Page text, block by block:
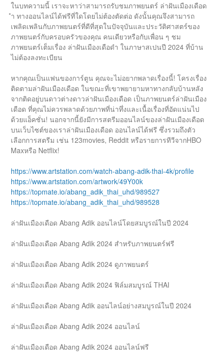
ในบทความนี้ เราจะหาว่าสามารถรับชมภาพยนตร์ ล่าฝันเมืองเดือด
ำ ทางออนไลน์ได้ฟรีที่ใดโดยไม่ต้องตัดต่อ ดังนั้นคุณจึงสามารถ
เพลิดเพลินกับภาพยนตร์ที่ดีที่สุดในปัจจุบันและประวัติศาสตร์ของ
ภาพยนตร์กับครอบครัวของคุณ คนเดียวหรือกับเพื่อน ๆ ชม
ภาพยนตร์เต็มเรื่อง ล่าฝันเมืองเดือดำ ในภาษาสเปนปี 2024 ที่บ้าน
ไม่ต้องลงทะเบียน
หากคุณเป็นแฟนของการ์ตูน คุณจะไม่อยากพลาดเรื่องนี้! โครงเรื่อง
ติดตามล่าฝันเมืองเดือด ในขณะที่เขาพยายามหาทางกลับบ้านหลัง
จากติดอยู่บนดาวต่างดาวล่าฝันเมืองเดือด เป็นภาพยนตร์ล่าฝันเมือง
เดือด ที่คุณไม่ควรพลาดด้วยภาพที่น่าทึ่งและเนื้อเรื่องที่อัดแน่นไป
ด้วยแอ็คชั่น! นอกจากนี้ยังมีการสตรีมออนไลน์ของล่าฝันเมืองเดือด
บนเว็บไซต์ของเราล่าฝันเมืองเดือด ออนไลน์ได้ฟรี ซึ่งรวมถึงตัว
เลือกการสตรีม เช่น 123movies, Reddit หรือรายการทีวีจากHBO
Maxหรือ Netflix!
https://www.artstation.com/watch-abang-adik-thai-4k/profile
https://www.artstation.com/artwork/49Y00k
https://topmate.io/abang_adik_thai_uhd/989527
https://topmate.io/abang_adik_thai_uhd/989528
ล่าฝันเมืองเดือด Abang Adik ออนไลน์โดยสมบูรณ์ในปี 2024
ล่าฝันเมืองเดือด Abang Adik 2024 สำหรับภาพยนตร์ฟรี
ล่าฝันเมืองเดือด Abang Adik 2024 ดูภาพยนตร์
ล่าฝันเมืองเดือด Abang Adik 2024 ฟิล์มสมบูรณ์ THAI
ล่าฝันเมืองเดือด Abang Adik ออนไลน์อย่างสมบูรณ์ในปี 2024
ล่าฝันเมืองเดือด Abang Adik 2024 ออนไลน์
ล่าฝันเมืองเดือด Abang Adik 2024 ออนไลน์ฟรี